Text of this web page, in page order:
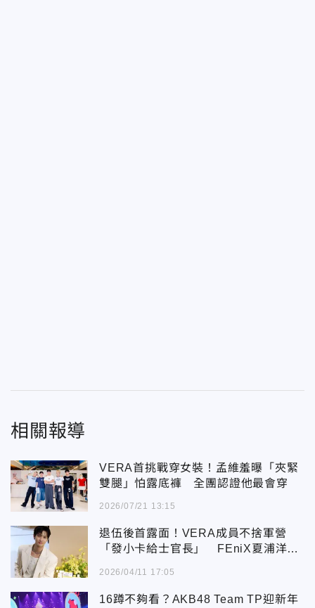
相關報導
VERA首挑戰穿女裝！孟維羞曝「夾緊
雙腿」怕露底褲 全團認證他最會穿
2026/07/21 13:15
退伍後首露面！VERA成員不捨軍營
「發小卡給士官長」 FEniX夏浦洋曝
2026/04/11 17:05
16蹲不夠看？AKB48 Team TP迎新年